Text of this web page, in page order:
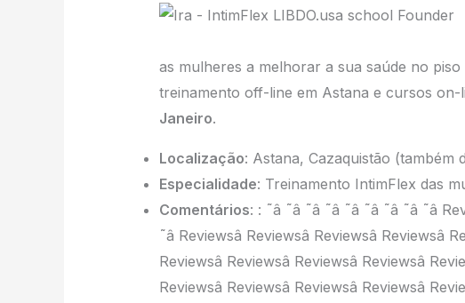
as mulheres a melhorar a sua saúde no
treinamento off-line em Astana e cursos
Janeiro.
Localização: Astana, Cazaquistão (também
Especialidade: Treinamento IntimFlex das
Comentários: : ˜â ˜â ˜â ˜â ˜â ˜â ˜â ˜â ˜â
˜â Reviewsâ Reviewsâ Reviewsâ Reviewsâ
Reviewsâ Reviewsâ Reviewsâ Reviewsâ
Reviewsâ Reviewsâ Reviewsâ Reviewsâ